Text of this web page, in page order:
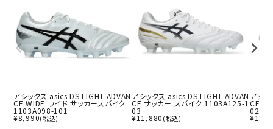
アシックス asics DS LIGHT ADVAN
CE WIDE ワイド サッカースパイク
1103A098-101
¥8,990(税込)
アシックス asics DS LIGHT ADVAN
CE サッカー スパイク 1103A125-1
03
¥11,880 (税込)
アシ
CE サ
02
¥